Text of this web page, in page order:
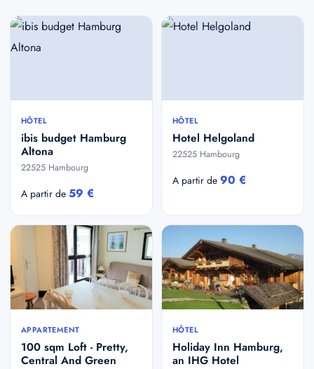
HÔTEL
ibis budget Hamburg
Altona
22525 Hambourg
A partir de 59 €
HÔTEL
Hotel Helgoland
22525 Hambourg
A partir de 90 €
APPARTEMENT
100 sqm Loft - Pretty,
Central And Green
HÔTEL
Holiday Inn Hamburg,
an IHG Hotel